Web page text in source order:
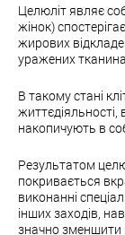
Целюліт являє
жінок)
жирових
уражених
В такому стані
накопичують в
Результатом
покривається
виконанні
інших заходів,
значно зменшити